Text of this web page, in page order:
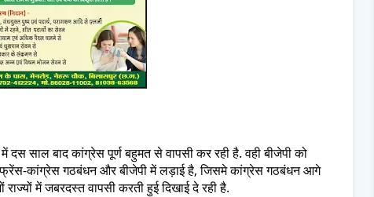
साल बाद कांग्रेस पूर्ण बहुमत से वापसी कर रही है. वही बीजेपी को
कांग्रेस गठबंधन और बीजेपी में लड़ाई है, जिसमे कांग्रेस गठबंधन आगे
में जबरदस्त वापसी करती हुई दिखाई दे रही है.